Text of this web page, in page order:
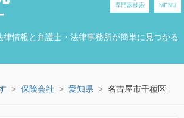
律情報と弁護士・法律事務所が簡単に見つかる
専門家検索 MENU
保険会社 愛知県 名古屋市千種区